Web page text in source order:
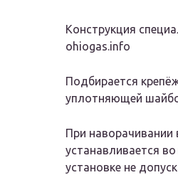
Конструкция
ohiogas.info
Подбирается
уплотняющей
При наворачивании
устанавливается
установке не